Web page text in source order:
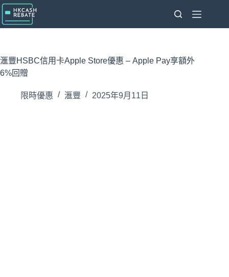
跳
至
主
內
容
滙豐HSBC信用卡Apple Store優惠 – Apple Pay享額外
6%回贈
限時優惠 滙豐 2025年9月11日